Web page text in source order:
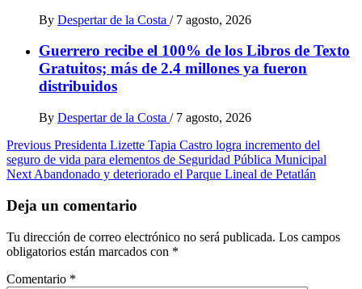
By Despertar de la Costa / 7 agosto, 2026
Guerrero recibe el 100% de los Libros de Texto
Gratuitos; más de 2.4 millones ya fueron
distribuidos
By Despertar de la Costa / 7 agosto, 2026
Post
navigation
Previous Presidenta Lizette Tapia Castro logra incremento del
seguro de vida para elementos de Seguridad Pública Municipal
Next Abandonado y deteriorado el Parque Lineal de Petatlán
Deja un comentario
Tu dirección de correo electrónico no será publicada. Los campos
obligatorios están marcados con *
Comentario *